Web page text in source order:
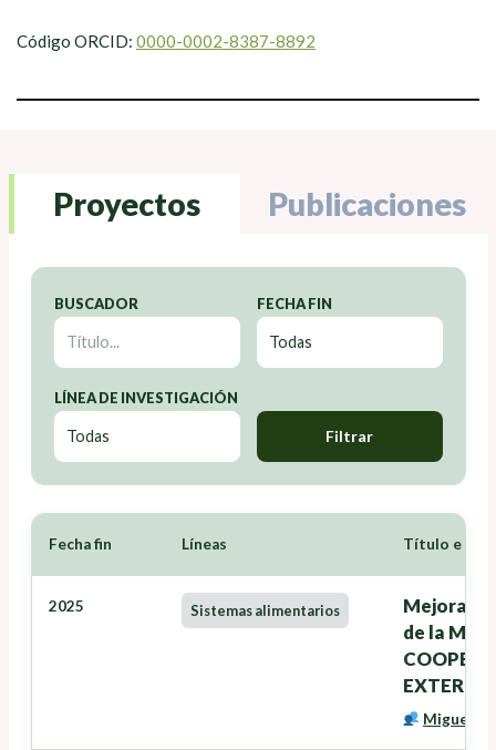
Código ORCID: 0000-0002-8387-8892
Proyectos Publicaciones
BUSCADOR FECHA FIN
LÍNEA DE INVESTIGACIÓN
Filtrar
Fecha fin Líneas Título e
2025 Sistemas alimentarios
Mejora
de la
Miguel